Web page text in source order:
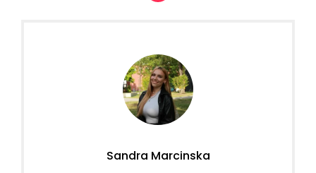
Sandra Marcinska